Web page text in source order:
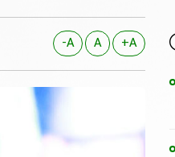
-A A +A